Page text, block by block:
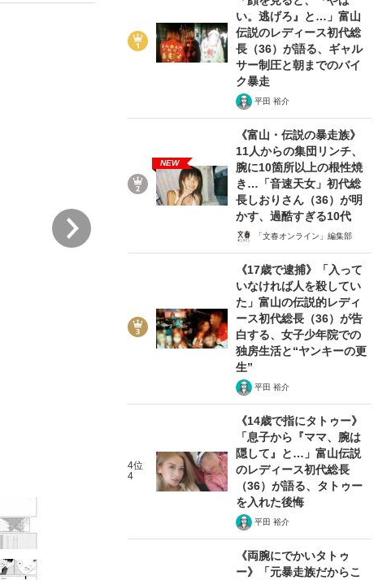
るのが悲しい」『北の国から』倉本聰氏（91...
い。逃げろ』と…」富山
伝説のレディース初代総
長（36）が語る、ギャル
サー制圧と朝までのバイ
ク暴走
平田 裕介
NEW
《富山・伝説の暴走族》
11人からの集団リンチ、
腕に10箇所以上の根性焼
き…「音速天女」初代総
長しおりさん（36）が明
かす、過酷すぎる10代
「文春オンライン」編集部
《17歳で逮捕》「入って
いなければ人を殺してい
た」富山の伝説的レディ
ース初代総長（36）が告
白する、女子少年院での
独房生活と“ヤンキーの更
生”
平田 裕介
4位
4
《14歳で指にタトゥー》
「息子から『ママ、腕は
隠して』と…」富山伝説
のレディース初代総長
（36）が語る、タトゥー
を入れた後悔
平田 裕介
《両腕にでかいタトゥ
ー》「元暴走族だからこ